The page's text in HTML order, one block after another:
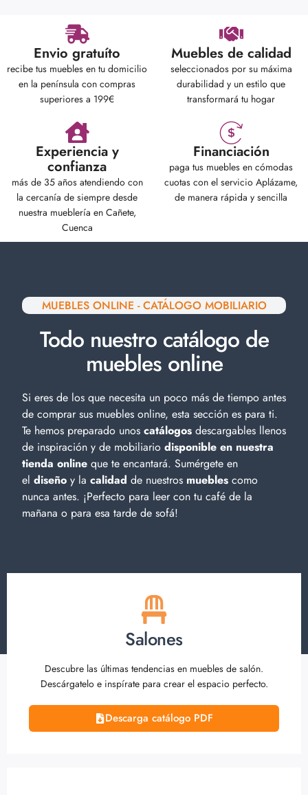
Envio gratuíto
recibe tus muebles en tu domicilio
en la península con compras
superiores a 199€
Muebles de calidad
seleccionados por su máxima
durabilidad y un estilo que
transformará tu hogar
Experiencia y
confianza
más de 35 años atendiendo con
la cercanía de siempre desde
nuestra mueblería en Cañete,
Cuenca
Financiación
paga tus muebles en cómodas
cuotas con el servicio Aplázame,
de manera rápida y sencilla
MUEBLES ONLINE - CATÁLOGO MOBILIARIO
Todo nuestro catálogo de
muebles online
Si eres de los que necesita un poco más de tiempo antes
de comprar sus muebles online, esta sección es para ti.
Te hemos preparado unos catálogos descargables llenos
de inspiración y de mobiliario disponible en nuestra
tienda online que te encantará. Sumérgete en
el diseño y la calidad de nuestros muebles como
nunca antes. ¡Perfecto para leer con tu café de la
mañana o para esa tarde de sofá!
Salones
Descubre las últimas tendencias en muebles de salón.
Descárgatelo e inspírate para crear el espacio perfecto.
Descarga catálogo PDF